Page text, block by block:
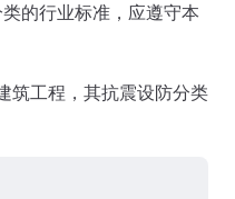
的行业标准，应遵守本
筑工程，其抗震设防分类